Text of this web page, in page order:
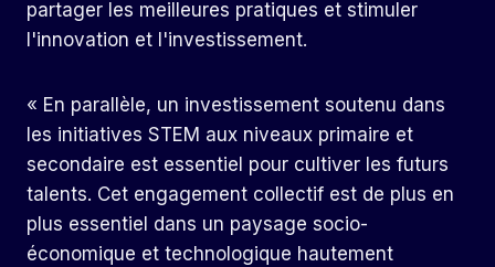
partager les meilleures pratiques et stimuler
l'innovation et l'investissement.
« En parallèle, un investissement soutenu dans
les initiatives STEM aux niveaux primaire et
secondaire est essentiel pour cultiver les futurs
talents. Cet engagement collectif est de plus en
plus essentiel dans un paysage socio-
économique et technologique hautement